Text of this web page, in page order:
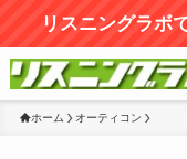
リスニングラボ
ホーム オーティコン